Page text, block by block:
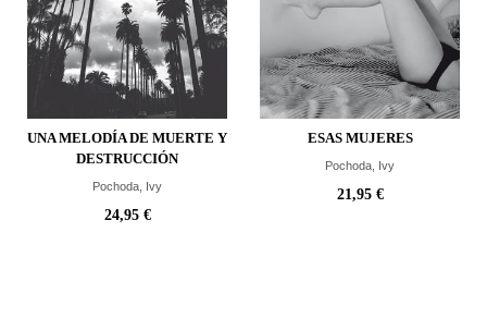
UNA MELODÍA DE MUERTE Y
DESTRUCCIÓN
Pochoda, Ivy
24,95 €
ESAS MUJERES
Pochoda, Ivy
21,95 €